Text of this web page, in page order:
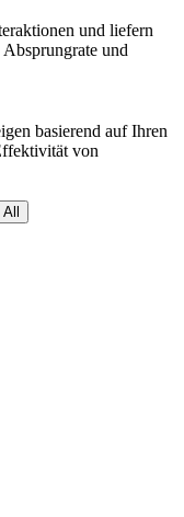
und liefern
und
basierend auf Ihren
von